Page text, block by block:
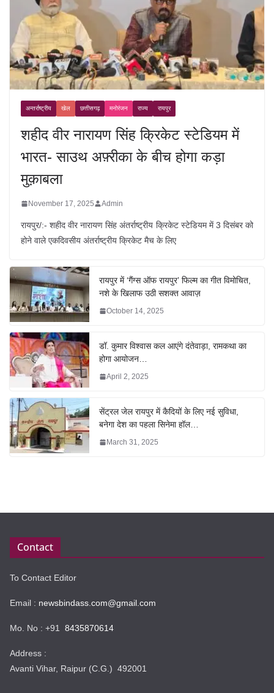
अन्तर्राष्ट्रीय खेल छत्तीसगढ़ मनोरंजन राज्य रायपुर
शहीद वीर नारायण सिंह क्रिकेट स्टेडियम में
भारत- साउथ अफ़्रीका के बीच होगा कड़ा
मुक़ाबला
November 17, 2025 Admin
रायपुर/:- शहीद वीर नारायण सिंह अंतर्राष्ट्रीय क्रिकेट स्टेडियम में 3 दिसंबर को
होने वाले एकदिवसीय अंतर्राष्ट्रीय क्रिकेट मैच के लिए
रायपुर में ‘गैंग्स ऑफ रायपुर’ फिल्म का गीत विमोचित,
नशे के खिलाफ उठी सशक्त आवाज़
October 14, 2025
डॉ. कुमार विश्वास कल आएंगे दंतेवाड़ा, रामकथा का
होगा आयोजन…
April 2, 2025
सेंट्रल जेल रायपुर में कैदियों के लिए नई सुविधा,
बनेगा देश का पहला सिनेमा हॉल…
March 31, 2025
Contact
To Contact Editor
Email : newsbindass.com@gmail.com
Mo. No : +91 8435870614
Address :
Avanti Vihar, Raipur (C.G.) 492001